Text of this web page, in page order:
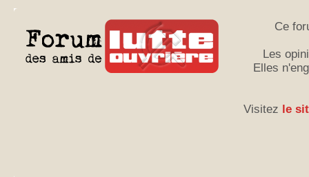
Ce
Les
Elles
Visitez le